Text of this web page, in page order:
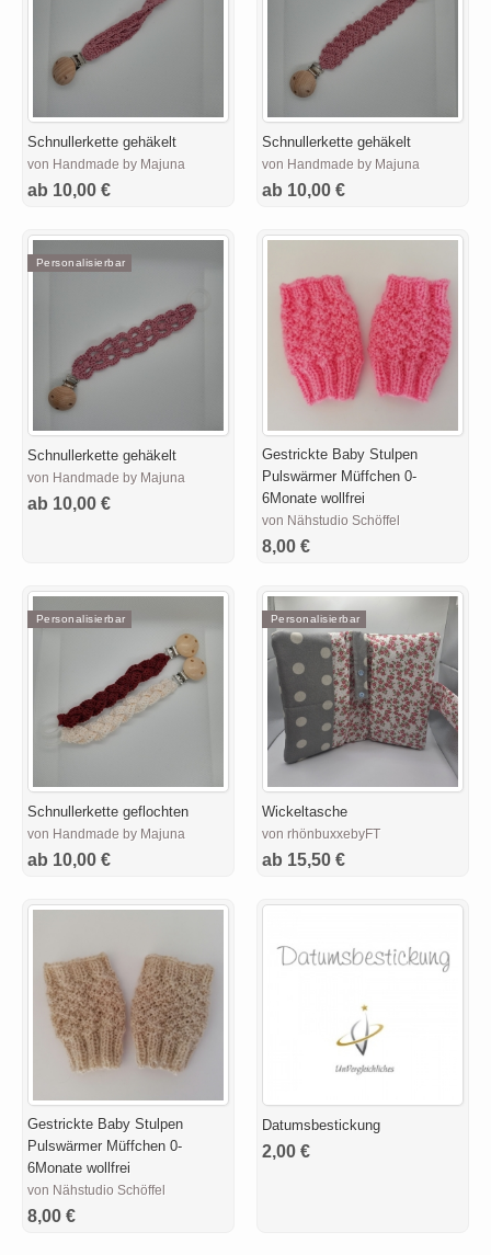
Schnullerkette gehäkelt
von Handmade by Majuna
ab 10,00 €
Schnullerkette gehäkelt
von Handmade by Majuna
ab 10,00 €
Personalisierbar
Schnullerkette gehäkelt
von Handmade by Majuna
ab 10,00 €
Gestrickte Baby Stulpen
Pulswärmer Müffchen 0-
6Monate wollfrei
von Nähstudio Schöffel
8,00 €
Personalisierbar
Schnullerkette geflochten
von Handmade by Majuna
ab 10,00 €
Personalisierbar
Wickeltasche
von rhönbuxxebyFT
ab 15,50 €
Gestrickte Baby Stulpen
Pulswärmer Müffchen 0-
6Monate wollfrei
von Nähstudio Schöffel
8,00 €
Datumsbestickung
2,00 €